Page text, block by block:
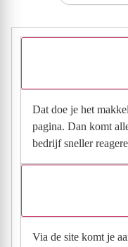
Dat doe je het
pagina. Dan komt
bedrijf sneller
Via de site komt je